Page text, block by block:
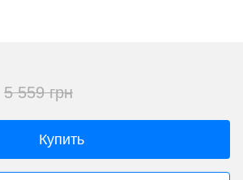
5 559 грн
Купить